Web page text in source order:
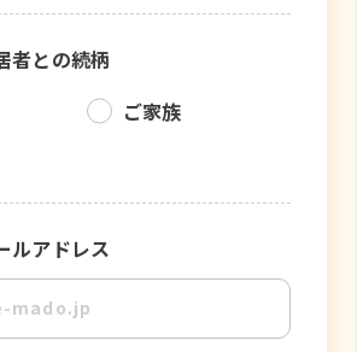
者との続柄
ご家族
ルアドレス